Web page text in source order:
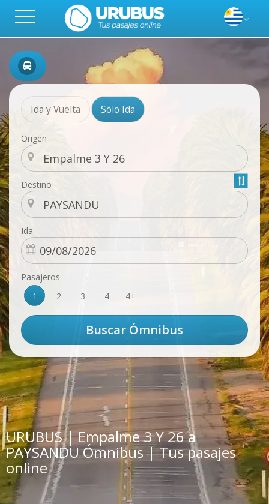
Ida y Vuelta Sólo Ida
Origen
Destino
Ida
Pasajeros
1
2 3 4 4+
URUBUS | Empalme 3 Y 26 a
PAYSANDU Ómnibus | Tus pasajes
online